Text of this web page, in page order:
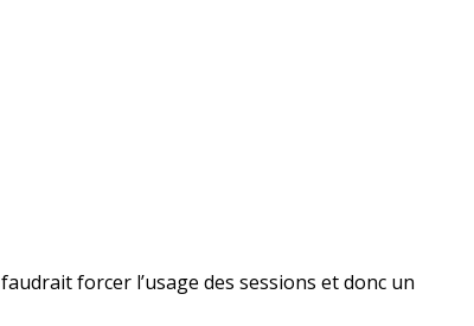
forcer l’usage des sessions et donc un